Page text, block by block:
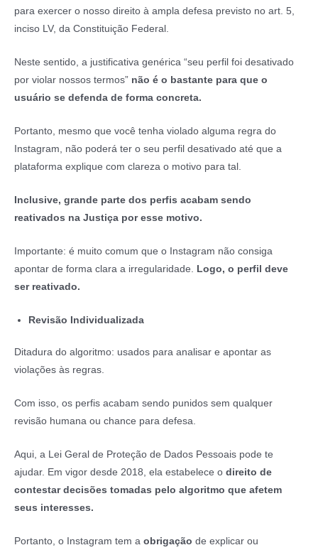
para exercer o nosso direito à ampla defesa previsto no art. 5,
inciso LV, da Constituição Federal.
Neste sentido, a justificativa genérica “seu perfil foi desativado
por violar nossos termos” não é o bastante para que o
usuário se defenda de forma concreta.
Portanto, mesmo que você tenha violado alguma regra do
Instagram, não poderá ter o seu perfil desativado até que a
plataforma explique com clareza o motivo para tal.
Inclusive, grande parte dos perfis acabam sendo
reativados na Justiça por esse motivo.
Importante: é muito comum que o Instagram não consiga
apontar de forma clara a irregularidade. Logo, o perfil deve
ser reativado.
Revisão Individualizada
Ditadura do algoritmo: usados para analisar e apontar as
violações às regras.
Com isso, os perfis acabam sendo punidos sem qualquer
revisão humana ou chance para defesa.
Aqui, a Lei Geral de Proteção de Dados Pessoais pode te
ajudar. Em vigor desde 2018, ela estabelece o direito de
contestar decisões tomadas pelo algoritmo que afetem
seus interesses.
Portanto, o Instagram tem a obrigação de explicar ou